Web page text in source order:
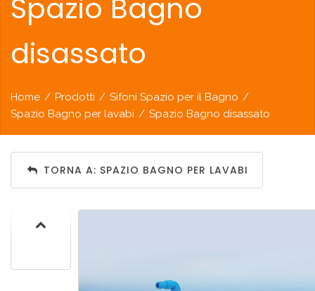
Spazio Bagno
disassato
Home / Prodotti / Sifoni Spazio per il Bagno /
Spazio Bagno per lavabi / Spazio Bagno disassato
TORNA A: SPAZIO BAGNO PER LAVABI